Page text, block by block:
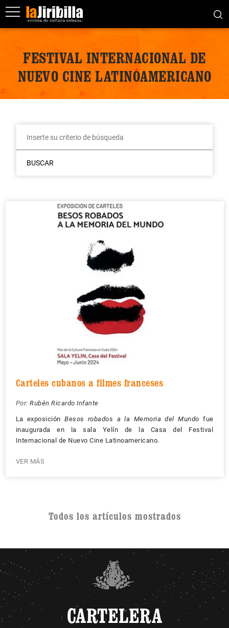
FESTIVAL INTERNACIONAL DE
NUEVO CINE LATINOAMERICANO
BUSCAR
Carteles cubanos a filmes franceses
Por: Rubén Ricardo Infante
La exposiciónBesos robados a la Memoria del Mundo fue
inaugurada en la sala Yelín de la Casa del Festival
Internacional de Nuevo Cine Latinoamericano.
VER MÁS
Todos los artículos mostrados
CARTELERA